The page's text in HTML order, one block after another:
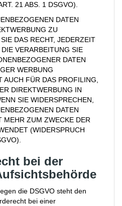
21 ABS. 1 DSGVO).
DATEN
ZU
DAS RECHT, JEDERZEIT
VERARBEITUNG SIE
DATEN
WERBUNG
AUCH FÜR DAS PROFILING,
DIREKTWERBUNG IN
SIE WIDERSPRECHEN,
DATEN
MEHR ZUM ZWECKE DER
(WIDERSPRUCH
bei der
die DSGVO steht den
bei einer